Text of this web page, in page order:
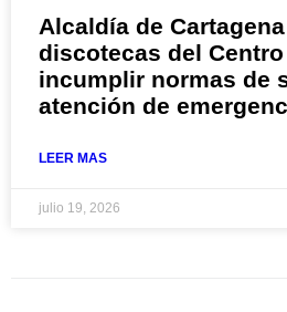
Alcaldía de
discotecas del
incumplir normas de
atención de
LEER MAS
julio 19, 2026